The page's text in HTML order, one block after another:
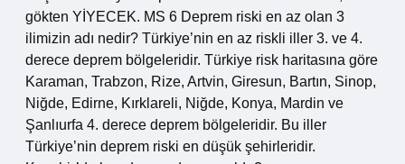
gökten YİYECEK. MS 6 Deprem riski en az olan 3
ilimizin adı nedir? Türkiye’nin en az riskli iller 3. ve 4.
derece deprem bölgeleridir. Türkiye risk haritasına göre
Karaman, Trabzon, Rize, Artvin, Giresun, Bartın, Sinop,
Niğde, Edirne, Kırklareli, Niğde, Konya, Mardin ve
Şanlıurfa 4. derece deprem bölgeleridir. Bu iller
Türkiye’nin deprem riski en düşük şehirleridir.